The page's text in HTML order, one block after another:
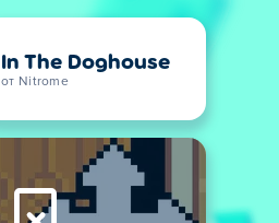
In The Doghouse
от Nitrome